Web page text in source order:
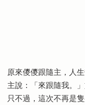
原來儍儍跟隨主，人生
主說：「來跟隨我。
只不過，這次不再是